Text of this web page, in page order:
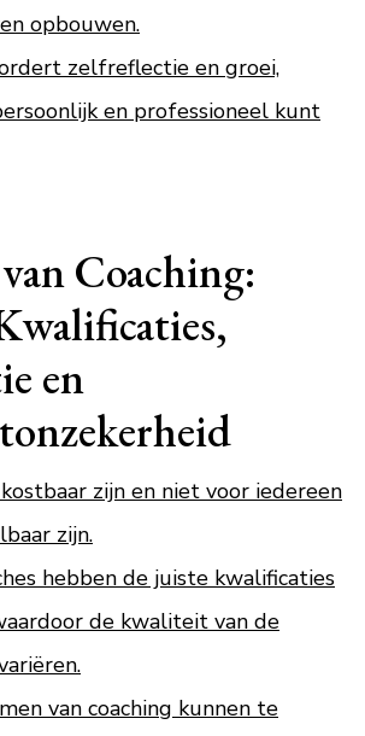
opbouwen.
zelfreflectie en groei,
en professioneel kunt
Coaching:
en
zijn en niet voor iedereen
zijn.
hebben de juiste kwalificaties
de kwaliteit van de
van coaching kunnen te